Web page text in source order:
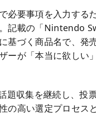
必要事項を入力する
記載の「Nintendo
基づく商品名で、発
ーが「本当に欲し
題収集を継続し、投
の高い選定プロセス